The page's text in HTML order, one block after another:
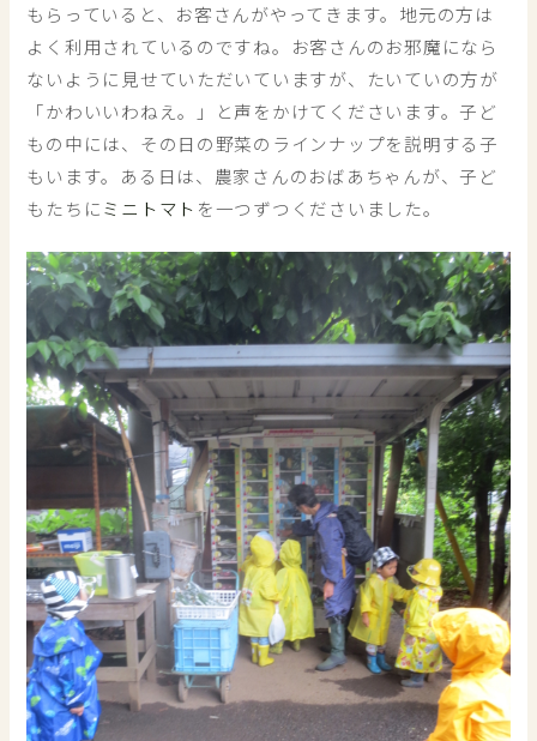
もらっていると、お客さんがやってきます。地元の方は
よく利用されているのですね。お客さんのお邪魔になら
ないように見せていただいていますが、たいていの方が
「かわいいわねえ。」と声をかけてくださいます。子ど
もの中には、その日の野菜のラインナップを説明する子
もいます。ある日は、農家さんのおばあちゃんが、子ど
もたちにミニトマト を一つずつくださいました。